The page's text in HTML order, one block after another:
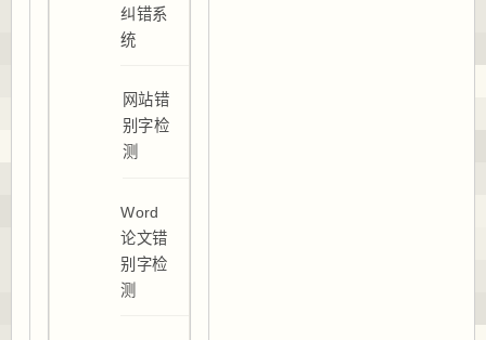
纠错系
统
网站错
别字检
测
Word
论文错
别字检
测